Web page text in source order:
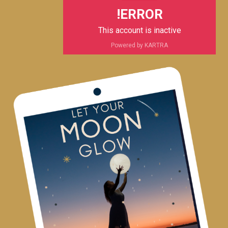
ERROR!
This account is inactive
Powered by KARTRA